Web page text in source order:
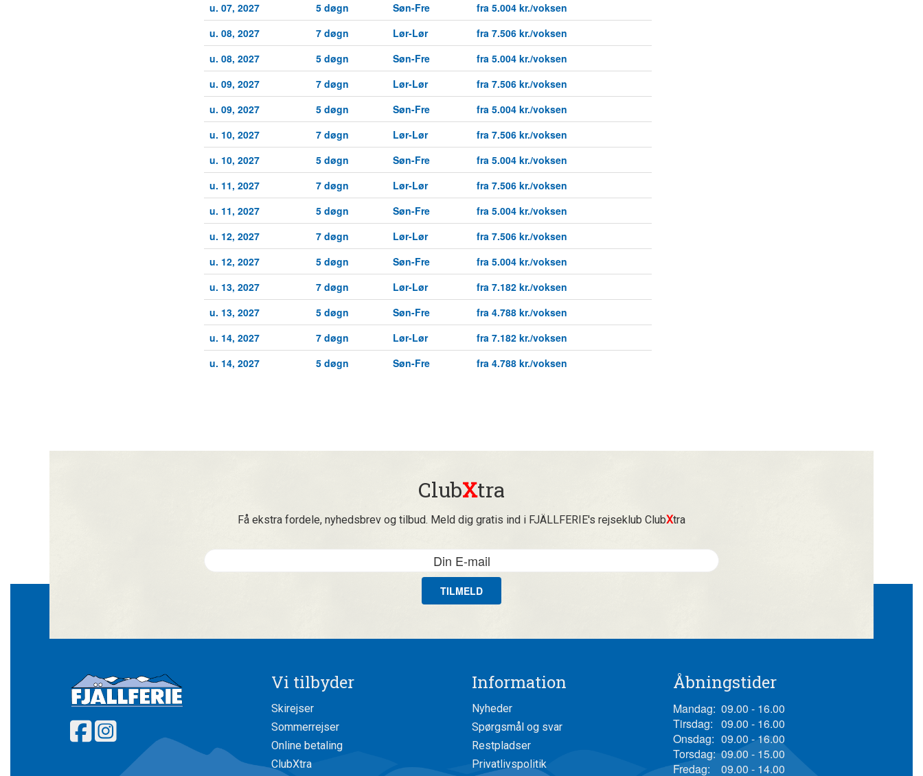
u. 07, 2027
5 døgn Søn-Fre
fra 5.004 kr./voksen
u. 08, 2027
7 døgn Lør-Lør
fra 7.506 kr./voksen
u. 08, 2027
5 døgn Søn-Fre
fra 5.004 kr./voksen
u. 09, 2027
7 døgn Lør-Lør
fra 7.506 kr./voksen
u. 09, 2027
5 døgn Søn-Fre
fra 5.004 kr./voksen
u. 10, 2027
7 døgn Lør-Lør
fra 7.506 kr./voksen
u. 10, 2027
5 døgn Søn-Fre
fra 5.004 kr./voksen
u. 11, 2027
7 døgn Lør-Lør
fra 7.506 kr./voksen
u. 11, 2027
5 døgn Søn-Fre
fra 5.004 kr./voksen
u. 12, 2027
7 døgn Lør-Lør
fra 7.506 kr./voksen
u. 12, 2027
5 døgn Søn-Fre
fra 5.004 kr./voksen
u. 13, 2027
7 døgn Lør-Lør
fra 7.182 kr./voksen
u. 13, 2027
5 døgn Søn-Fre
fra 4.788 kr./voksen
u. 14, 2027
7 døgn Lør-Lør
fra 7.182 kr./voksen
u. 14, 2027
5 døgn Søn-Fre fra 4.788 kr./voksen
ClubXtra
Få ekstra fordele, nyhedsbrev og tilbud. Meld dig gratis ind i FJÄLLFERIE's rejseklub ClubXtra
TILMELD
Vi tilbyder
Skirejser
Sommerrejser
Online betaling
ClubXtra
Information
Nyheder
Spørgsmål og svar
Restpladser
Privatlivspolitik
Åbningstider
Mandag: 09.00 - 16.00
Tirsdag: 09.00 - 16.00
Onsdag: 09.00 - 16.00
Torsdag: 09.00 - 15.00
Fredag:
09.00 - 14.00